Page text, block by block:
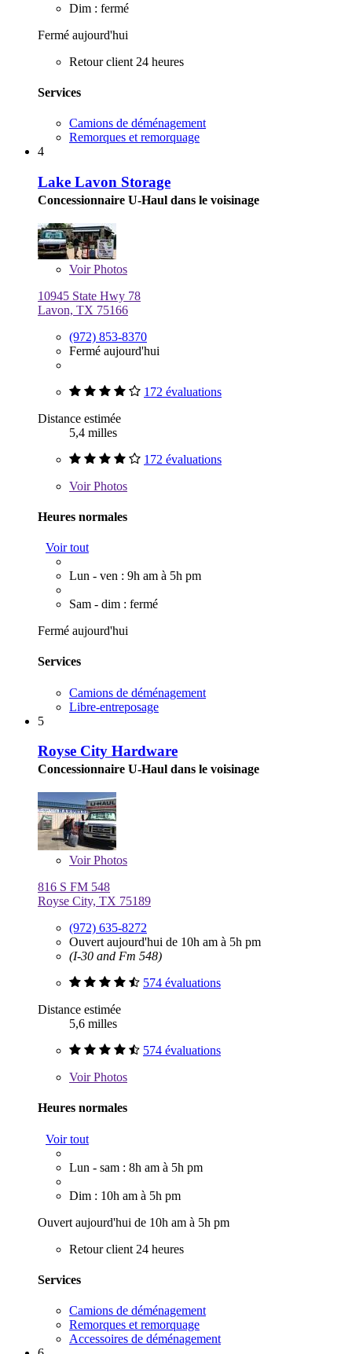
Dim : fermé
Fermé aujourd'hui
Retour client 24 heures
Services
Camions de déménagement
Remorques et remorquage
4
Lake Lavon Storage
Concessionnaire U-Haul dans le voisinage
VoirPhotos
10945 State Hwy 78
Lavon, TX 75166
(972) 853-8370
Fermé aujourd'hui
172 évaluations
Distance estimée
5,4 milles
172 évaluations
VoirPhotos
Heures normales
Voir tout
Lun - ven : 9h am à 5h pm
Sam - dim : fermé
Fermé aujourd'hui
Services
Camions de déménagement
Libre-entreposage
5
Royse City Hardware
Concessionnaire U-Haul dans le voisinage
VoirPhotos
816 S FM 548
Royse City, TX 75189
(972) 635-8272
Ouvert aujourd'hui de 10h am à 5h pm
(I-30 and Fm 548)
574 évaluations
Distance estimée
5,6 milles
574 évaluations
VoirPhotos
Heures normales
Voir tout
Lun - sam : 8h am à 5h pm
Dim : 10h am à 5h pm
Ouvert aujourd'hui de 10h am à 5h pm
Retour client 24 heures
Services
Camions de déménagement
Remorques et remorquage
Accessoires de déménagement